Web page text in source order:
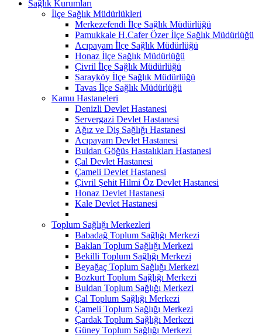
Sağlık Kurumları
İlçe Sağlık Müdürlükleri
Merkezefendi İlçe Sağlık Müdürlüğü
Pamukkale H.Cafer Özer İlçe Sağlık Müdürlüğü
Acıpayam İlçe Sağlık Müdürlüğü
Honaz İlçe Sağlık Müdürlüğü
Çivril İlçe Sağlık Müdürlüğü
Sarayköy İlçe Sağlık Müdürlüğü
Tavas İlçe Sağlık Müdürlüğü
Kamu Hastaneleri
Denizli Devlet Hastanesi
Servergazi Devlet Hastanesi
Ağız ve Diş Sağlığı Hastanesi
Acıpayam Devlet Hastanesi
Buldan Göğüs Hastalıkları Hastanesi
Çal Devlet Hastanesi
Çameli Devlet Hastanesi
Çivril Şehit Hilmi Öz Devlet Hastanesi
Honaz Devlet Hastanesi
Kale Devlet Hastanesi
Toplum Sağlığı Merkezleri
Babadağ Toplum Sağlığı Merkezi
Baklan Toplum Sağlığı Merkezi
Bekilli Toplum Sağlığı Merkezi
Beyağaç Toplum Sağlığı Merkezi
Bozkurt Toplum Sağlığı Merkezi
Buldan Toplum Sağlığı Merkezi
Çal Toplum Sağlığı Merkezi
Çameli Toplum Sağlığı Merkezi
Çardak Toplum Sağlığı Merkezi
Güney Toplum Sağlığı Merkezi